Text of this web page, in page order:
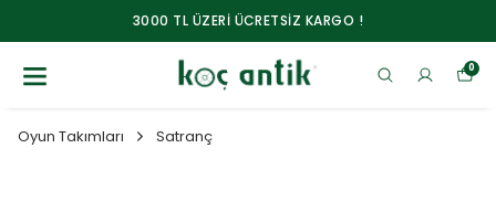
3000 TL ÜZERİ ÜCRETSİZ KARGO !
0
Oyun Takımları Satranç